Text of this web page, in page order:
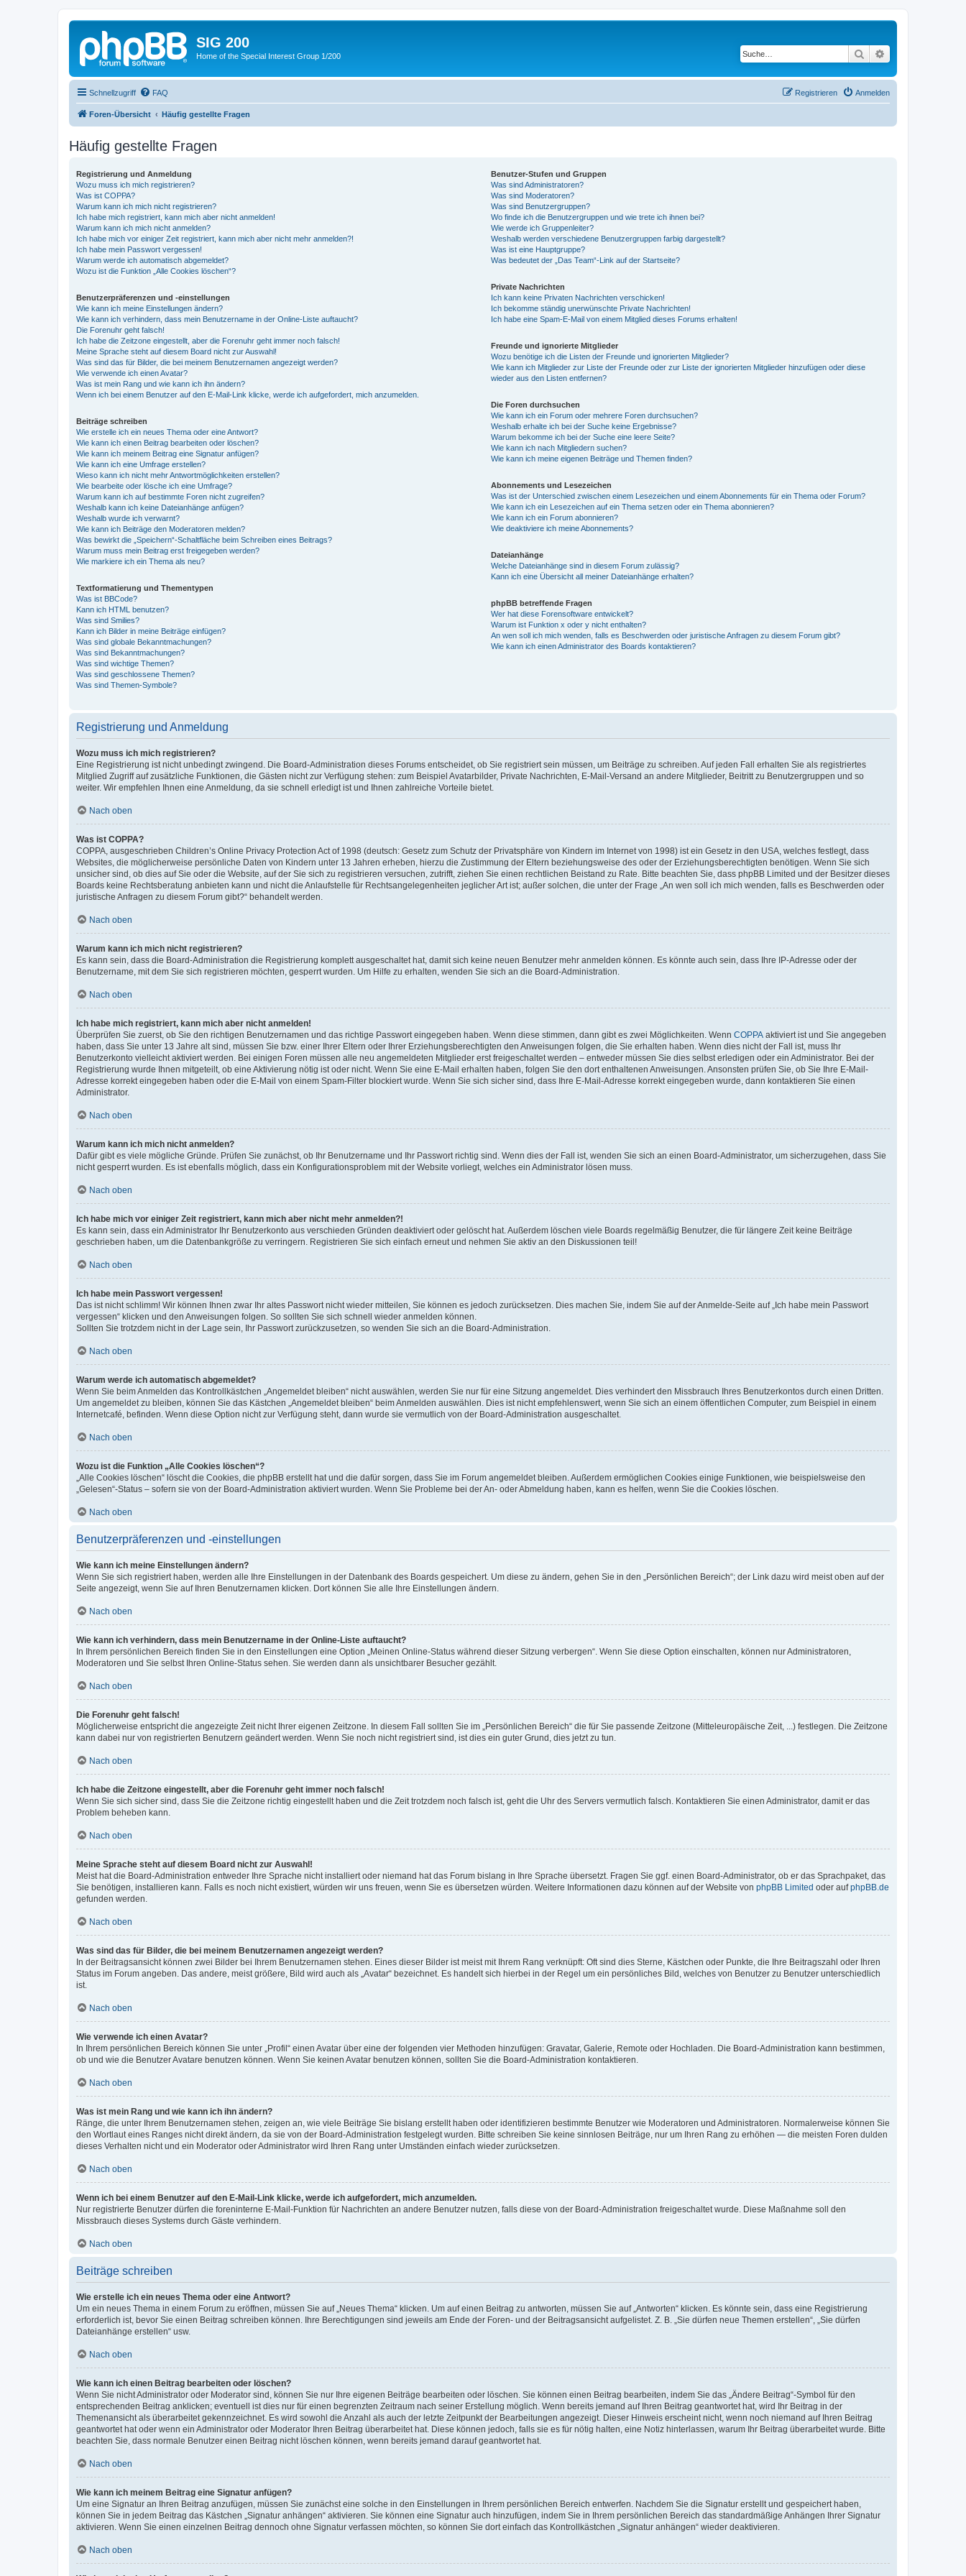
SIG 200
Home of the Special Interest Group 1/200 Suche
Schnellzugriff FAQ Anmelden
Registrieren
Foren-Übersicht Häufig gestellte Fragen
Häufig gestellte Fragen
Registrierung und Anmeldung
Wozu muss ich mich registrieren?
Was ist COPPA?
Warum kann ich mich nicht registrieren?
Ich habe mich registriert, kann mich aber nicht anmelden!
Warum kann ich mich nicht anmelden?
Ich habe mich vor einiger Zeit registriert, kann mich aber nicht mehr anmelden?!
Ich habe mein Passwort vergessen!
Warum werde ich automatisch abgemeldet?
Wozu ist die Funktion „Alle Cookies löschen“?
Benutzerpräferenzen und -einstellungen
Wie kann ich meine Einstellungen ändern?
Wie kann ich verhindern, dass mein Benutzername in der Online-Liste auftaucht?
Die Forenuhr geht falsch!
Ich habe die Zeitzone eingestellt, aber die Forenuhr geht immer noch falsch!
Meine Sprache steht auf diesem Board nicht zur Auswahl!
Was sind das für Bilder, die bei meinem Benutzernamen angezeigt werden?
Wie verwende ich einen Avatar?
Was ist mein Rang und wie kann ich ihn ändern?
Wenn ich bei einem Benutzer auf den E-Mail-Link klicke, werde ich aufgefordert, mich anzumelden.
Beiträge schreiben
Wie erstelle ich ein neues Thema oder eine Antwort?
Wie kann ich einen Beitrag bearbeiten oder löschen?
Wie kann ich meinem Beitrag eine Signatur anfügen?
Wie kann ich eine Umfrage erstellen?
Wieso kann ich nicht mehr Antwortmöglichkeiten erstellen?
Wie bearbeite oder lösche ich eine Umfrage?
Warum kann ich auf bestimmte Foren nicht zugreifen?
Weshalb kann ich keine Dateianhänge anfügen?
Weshalb wurde ich verwarnt?
Wie kann ich Beiträge den Moderatoren melden?
Was bewirkt die „Speichern“-Schaltfläche beim Schreiben eines Beitrags?
Warum muss mein Beitrag erst freigegeben werden?
Wie markiere ich ein Thema als neu?
Textformatierung und Thementypen
Was ist BBCode?
Kann ich HTML benutzen?
Was sind Smilies?
Kann ich Bilder in meine Beiträge einfügen?
Was sind globale Bekanntmachungen?
Was sind Bekanntmachungen?
Was sind wichtige Themen?
Was sind geschlossene Themen?
Was sind Themen-Symbole?
Benutzer-Stufen und Gruppen
Was sind Administratoren?
Was sind Moderatoren?
Was sind Benutzergruppen?
Wo finde ich die Benutzergruppen und wie trete ich ihnen bei?
Wie werde ich Gruppenleiter?
Weshalb werden verschiedene Benutzergruppen farbig dargestellt?
Was ist eine Hauptgruppe?
Was bedeutet der „Das Team“-Link auf der Startseite?
Private Nachrichten
Ich kann keine Privaten Nachrichten verschicken!
Ich bekomme ständig unerwünschte Private Nachrichten!
Ich habe eine Spam-E-Mail von einem Mitglied dieses Forums erhalten!
Freunde und ignorierte Mitglieder
Wozu benötige ich die Listen der Freunde und ignorierten Mitglieder?
Wie kann ich Mitglieder zur Liste der Freunde oder zur Liste der ignorierten Mitglieder hinzufügen oder diese
wieder aus den Listen entfernen?
Die Foren durchsuchen
Wie kann ich ein Forum oder mehrere Foren durchsuchen?
Weshalb erhalte ich bei der Suche keine Ergebnisse?
Warum bekomme ich bei der Suche eine leere Seite?
Wie kann ich nach Mitgliedern suchen?
Wie kann ich meine eigenen Beiträge und Themen finden?
Abonnements und Lesezeichen
Was ist der Unterschied zwischen einem Lesezeichen und einem Abonnements für ein Thema oder Forum?
Wie kann ich ein Lesezeichen auf ein Thema setzen oder ein Thema abonnieren?
Wie kann ich ein Forum abonnieren?
Wie deaktiviere ich meine Abonnements?
Dateianhänge
Welche Dateianhänge sind in diesem Forum zulässig?
Kann ich eine Übersicht all meiner Dateianhänge erhalten?
phpBB betreffende Fragen
Wer hat diese Forensoftware entwickelt?
Warum ist Funktion x oder y nicht enthalten?
An wen soll ich mich wenden, falls es Beschwerden oder juristische Anfragen zu diesem Forum gibt?
Wie kann ich einen Administrator des Boards kontaktieren?
Registrierung und Anmeldung
Wozu muss ich mich registrieren?
Eine Registrierung ist nicht unbedingt zwingend. Die Board-Administration dieses Forums entscheidet, ob Sie registriert sein müssen, um Beiträge zu schreiben. Auf jeden Fall erhalten Sie als registriertes
Mitglied Zugriff auf zusätzliche Funktionen, die Gästen nicht zur Verfügung stehen: zum Beispiel Avatarbilder, Private Nachrichten, E-Mail-Versand an andere Mitglieder, Beitritt zu Benutzergruppen und so
weiter. Wir empfehlen Ihnen eine Anmeldung, da sie schnell erledigt ist und Ihnen zahlreiche Vorteile bietet.
Nach oben
Was ist COPPA?
COPPA, ausgeschrieben Children’s Online Privacy Protection Act of 1998 (deutsch: Gesetz zum Schutz der Privatsphäre von Kindern im Internet von 1998) ist ein Gesetz in den USA, welches festlegt, dass
Websites, die möglicherweise persönliche Daten von Kindern unter 13 Jahren erheben, hierzu die Zustimmung der Eltern beziehungsweise des oder der Erziehungsberechtigten benötigen. Wenn Sie sich
unsicher sind, ob dies auf Sie oder die Website, auf der Sie sich zu registrieren versuchen, zutrifft, ziehen Sie einen rechtlichen Beistand zu Rate. Bitte beachten Sie, dass phpBB Limited und der Besitzer dieses
Boards keine Rechtsberatung anbieten kann und nicht die Anlaufstelle für Rechtsangelegenheiten jeglicher Art ist; außer solchen, die unter der Frage „An wen soll ich mich wenden, falls es Beschwerden oder
juristische Anfragen zu diesem Forum gibt?“ behandelt werden.
Nach oben
Warum kann ich mich nicht registrieren?
Es kann sein, dass die Board-Administration die Registrierung komplett ausgeschaltet hat, damit sich keine neuen Benutzer mehr anmelden können. Es könnte auch sein, dass Ihre IP-Adresse oder der
Benutzername, mit dem Sie sich registrieren möchten, gesperrt wurden. Um Hilfe zu erhalten, wenden Sie sich an die Board-Administration.
Nach oben
Ich habe mich registriert, kann mich aber nicht anmelden!
Überprüfen Sie zuerst, ob Sie den richtigen Benutzernamen und das richtige Passwort eingegeben haben. Wenn diese stimmen, dann gibt es zwei Möglichkeiten. Wenn COPPA aktiviert ist und Sie angegeben
haben, dass Sie unter 13 Jahre alt sind, müssen Sie bzw. einer Ihrer Eltern oder Ihrer Erziehungsberechtigten den Anweisungen folgen, die Sie erhalten haben. Wenn dies nicht der Fall ist, muss Ihr
Benutzerkonto vielleicht aktiviert werden. Bei einigen Foren müssen alle neu angemeldeten Mitglieder erst freigeschaltet werden – entweder müssen Sie dies selbst erledigen oder ein Administrator. Bei der
Registrierung wurde Ihnen mitgeteilt, ob eine Aktivierung nötig ist oder nicht. Wenn Sie eine E-Mail erhalten haben, folgen Sie den dort enthaltenen Anweisungen. Ansonsten prüfen Sie, ob Sie Ihre E-Mail-
Adresse korrekt eingegeben haben oder die E-Mail von einem Spam-Filter blockiert wurde. Wenn Sie sich sicher sind, dass Ihre E-Mail-Adresse korrekt eingegeben wurde, dann kontaktieren Sie einen
Administrator.
Nach oben
Warum kann ich mich nicht anmelden?
Dafür gibt es viele mögliche Gründe. Prüfen Sie zunächst, ob Ihr Benutzername und Ihr Passwort richtig sind. Wenn dies der Fall ist, wenden Sie sich an einen Board-Administrator, um sicherzugehen, dass Sie
nicht gesperrt wurden. Es ist ebenfalls möglich, dass ein Konfigurationsproblem mit der Website vorliegt, welches ein Administrator lösen muss.
Nach oben
Ich habe mich vor einiger Zeit registriert, kann mich aber nicht mehr anmelden?!
Es kann sein, dass ein Administrator Ihr Benutzerkonto aus verschieden Gründen deaktiviert oder gelöscht hat. Außerdem löschen viele Boards regelmäßig Benutzer, die für längere Zeit keine Beiträge
geschrieben haben, um die Datenbankgröße zu verringern. Registrieren Sie sich einfach erneut und nehmen Sie aktiv an den Diskussionen teil!
Nach oben
Ich habe mein Passwort vergessen!
Das ist nicht schlimm! Wir können Ihnen zwar Ihr altes Passwort nicht wieder mitteilen, Sie können es jedoch zurücksetzen. Dies machen Sie, indem Sie auf der Anmelde-Seite auf „Ich habe mein Passwort
vergessen“ klicken und den Anweisungen folgen. So sollten Sie sich schnell wieder anmelden können.
Sollten Sie trotzdem nicht in der Lage sein, Ihr Passwort zurückzusetzen, so wenden Sie sich an die Board-Administration.
Nach oben
Warum werde ich automatisch abgemeldet?
Wenn Sie beim Anmelden das Kontrollkästchen „Angemeldet bleiben“ nicht auswählen, werden Sie nur für eine Sitzung angemeldet. Dies verhindert den Missbrauch Ihres Benutzerkontos durch einen Dritten.
Um angemeldet zu bleiben, können Sie das Kästchen „Angemeldet bleiben“ beim Anmelden auswählen. Dies ist nicht empfehlenswert, wenn Sie sich an einem öffentlichen Computer, zum Beispiel in einem
Internetcafé, befinden. Wenn diese Option nicht zur Verfügung steht, dann wurde sie vermutlich von der Board-Administration ausgeschaltet.
Nach oben
Wozu ist die Funktion „Alle Cookies löschen“?
„Alle Cookies löschen“ löscht die Cookies, die phpBB erstellt hat und die dafür sorgen, dass Sie im Forum angemeldet bleiben. Außerdem ermöglichen Cookies einige Funktionen, wie beispielsweise den
„Gelesen“-Status – sofern sie von der Board-Administration aktiviert wurden. Wenn Sie Probleme bei der An- oder Abmeldung haben, kann es helfen, wenn Sie die Cookies löschen.
Nach oben
Benutzerpräferenzen und -einstellungen
Wie kann ich meine Einstellungen ändern?
Wenn Sie sich registriert haben, werden alle Ihre Einstellungen in der Datenbank des Boards gespeichert. Um diese zu ändern, gehen Sie in den „Persönlichen Bereich“; der Link dazu wird meist oben auf der
Seite angezeigt, wenn Sie auf Ihren Benutzernamen klicken. Dort können Sie alle Ihre Einstellungen ändern.
Nach oben
Wie kann ich verhindern, dass mein Benutzername in der Online-Liste auftaucht?
In Ihrem persönlichen Bereich finden Sie in den Einstellungen eine Option „Meinen Online-Status während dieser Sitzung verbergen“. Wenn Sie diese Option einschalten, können nur Administratoren,
Moderatoren und Sie selbst Ihren Online-Status sehen. Sie werden dann als unsichtbarer Besucher gezählt.
Nach oben
Die Forenuhr geht falsch!
Möglicherweise entspricht die angezeigte Zeit nicht Ihrer eigenen Zeitzone. In diesem Fall sollten Sie im „Persönlichen Bereich“ die für Sie passende Zeitzone (Mitteleuropäische Zeit, ...) festlegen. Die Zeitzone
kann dabei nur von registrierten Benutzern geändert werden. Wenn Sie noch nicht registriert sind, ist dies ein guter Grund, dies jetzt zu tun.
Nach oben
Ich habe die Zeitzone eingestellt, aber die Forenuhr geht immer noch falsch!
Wenn Sie sich sicher sind, dass Sie die Zeitzone richtig eingestellt haben und die Zeit trotzdem noch falsch ist, geht die Uhr des Servers vermutlich falsch. Kontaktieren Sie einen Administrator, damit er das
Problem beheben kann.
Nach oben
Meine Sprache steht auf diesem Board nicht zur Auswahl!
Meist hat die Board-Administration entweder Ihre Sprache nicht installiert oder niemand hat das Forum bislang in Ihre Sprache übersetzt. Fragen Sie ggf. einen Board-Administrator, ob er das Sprachpaket, das
Sie benötigen, installieren kann. Falls es noch nicht existiert, würden wir uns freuen, wenn Sie es übersetzen würden. Weitere Informationen dazu können auf der Website von phpBB Limited oder aufphpBB.de
gefunden werden.
Nach oben
Was sind das für Bilder, die bei meinem Benutzernamen angezeigt werden?
In der Beitragsansicht können zwei Bilder bei Ihrem Benutzernamen stehen. Eines dieser Bilder ist meist mit Ihrem Rang verknüpft: Oft sind dies Sterne, Kästchen oder Punkte, die Ihre Beitragszahl oder Ihren
Status im Forum angeben. Das andere, meist größere, Bild wird auch als „Avatar“ bezeichnet. Es handelt sich hierbei in der Regel um ein persönliches Bild, welches von Benutzer zu Benutzer unterschiedlich
ist.
Nach oben
Wie verwende ich einen Avatar?
In Ihrem persönlichen Bereich können Sie unter „Profil“ einen Avatar über eine der folgenden vier Methoden hinzufügen: Gravatar, Galerie, Remote oder Hochladen. Die Board-Administration kann bestimmen,
ob und wie die Benutzer Avatare benutzen können. Wenn Sie keinen Avatar benutzen können, sollten Sie die Board-Administration kontaktieren.
Nach oben
Was ist mein Rang und wie kann ich ihn ändern?
Ränge, die unter Ihrem Benutzernamen stehen, zeigen an, wie viele Beiträge Sie bislang erstellt haben oder identifizieren bestimmte Benutzer wie Moderatoren und Administratoren. Normalerweise können Sie
den Wortlaut eines Ranges nicht direkt ändern, da sie von der Board-Administration festgelegt wurden. Bitte schreiben Sie keine sinnlosen Beiträge, nur um Ihren Rang zu erhöhen — die meisten Foren dulden
dieses Verhalten nicht und ein Moderator oder Administrator wird Ihren Rang unter Umständen einfach wieder zurücksetzen.
Nach oben
Wenn ich bei einem Benutzer auf den E-Mail-Link klicke, werde ich aufgefordert, mich anzumelden.
Nur registrierte Benutzer dürfen die foreninterne E-Mail-Funktion für Nachrichten an andere Benutzer nutzen, falls diese von der Board-Administration freigeschaltet wurde. Diese Maßnahme soll den
Missbrauch dieses Systems durch Gäste verhindern.
Nach oben
Beiträge schreiben
Wie erstelle ich ein neues Thema oder eine Antwort?
Um ein neues Thema in einem Forum zu eröffnen, müssen Sie auf „Neues Thema“ klicken. Um auf einen Beitrag zu antworten, müssen Sie auf „Antworten“ klicken. Es könnte sein, dass eine Registrierung
erforderlich ist, bevor Sie einen Beitrag schreiben können. Ihre Berechtigungen sind jeweils am Ende der Foren- und der Beitragsansicht aufgelistet. Z. B. „Sie dürfen neue Themen erstellen“, „Sie dürfen
Dateianhänge erstellen“ usw.
Nach oben
Wie kann ich einen Beitrag bearbeiten oder löschen?
Wenn Sie nicht Administrator oder Moderator sind, können Sie nur Ihre eigenen Beiträge bearbeiten oder löschen. Sie können einen Beitrag bearbeiten, indem Sie das „Ändere Beitrag“-Symbol für den
entsprechenden Beitrag anklicken; eventuell ist dies nur für einen begrenzten Zeitraum nach seiner Erstellung möglich. Wenn bereits jemand auf Ihren Beitrag geantwortet hat, wird Ihr Beitrag in der
Themenansicht als überarbeitet gekennzeichnet. Es wird sowohl die Anzahl als auch der letzte Zeitpunkt der Bearbeitungen angezeigt. Dieser Hinweis erscheint nicht, wenn noch niemand auf Ihren Beitrag
geantwortet hat oder wenn ein Administrator oder Moderator Ihren Beitrag überarbeitet hat. Diese können jedoch, falls sie es für nötig halten, eine Notiz hinterlassen, warum Ihr Beitrag überarbeitet wurde. Bitte
beachten Sie, dass normale Benutzer einen Beitrag nicht löschen können, wenn bereits jemand darauf geantwortet hat.
Nach oben
Wie kann ich meinem Beitrag eine Signatur anfügen?
Um eine Signatur an Ihren Beitrag anzufügen, müssen Sie zunächst eine solche in den Einstellungen in Ihrem persönlichen Bereich entwerfen. Nachdem Sie die Signatur erstellt und gespeichert haben,
können Sie in jedem Beitrag das Kästchen „Signatur anhängen“ aktivieren. Sie können eine Signatur auch hinzufügen, indem Sie in Ihrem persönlichen Bereich das standardmäßige Anhängen Ihrer Signatur
aktivieren. Wenn Sie einen einzelnen Beitrag dennoch ohne Signatur verfassen möchten, so können Sie dort einfach das Kontrollkästchen „Signatur anhängen“ wieder deaktivieren.
Nach oben